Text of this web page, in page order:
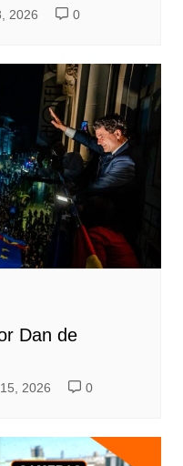
2026 0
Dan de
2026 0